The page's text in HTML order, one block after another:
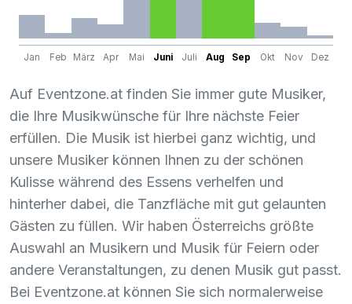
Jan Feb März Apr Mai Juni Juli Aug Sep Okt Nov Dez
Auf Eventzone.at finden Sie immer gute Musiker,
die Ihre Musikwünsche für Ihre nächste Feier
erfüllen. Die Musik ist hierbei ganz wichtig, und
unsere Musiker können Ihnen zu der schönen
Kulisse während des Essens verhelfen und
hinterher dabei, die Tanzfläche mit gut gelaunten
Gästen zu füllen. Wir haben Österreichs größte
Auswahl an Musikern und Musik für Feiern oder
andere Veranstaltungen, zu denen Musik gut passt.
Bei Eventzone.at können Sie sich normalerweise